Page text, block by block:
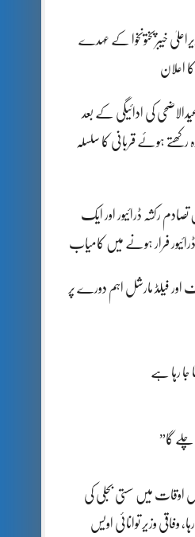
خیبرپختونخوا کے عہدے
اعلان
کی ادائیگی کے بعد
رکھتے ہوئے قربانی کا سلسلہ
تصادم رکشہ ڈرائیور اور ایک
فرار ہونے میں کامیاب
اور فیلڈ مارشل اہم دورے پر
جا رہا ہے
گا”
اوقات میں سستی بجلی کی
وزیر توانائی اویس